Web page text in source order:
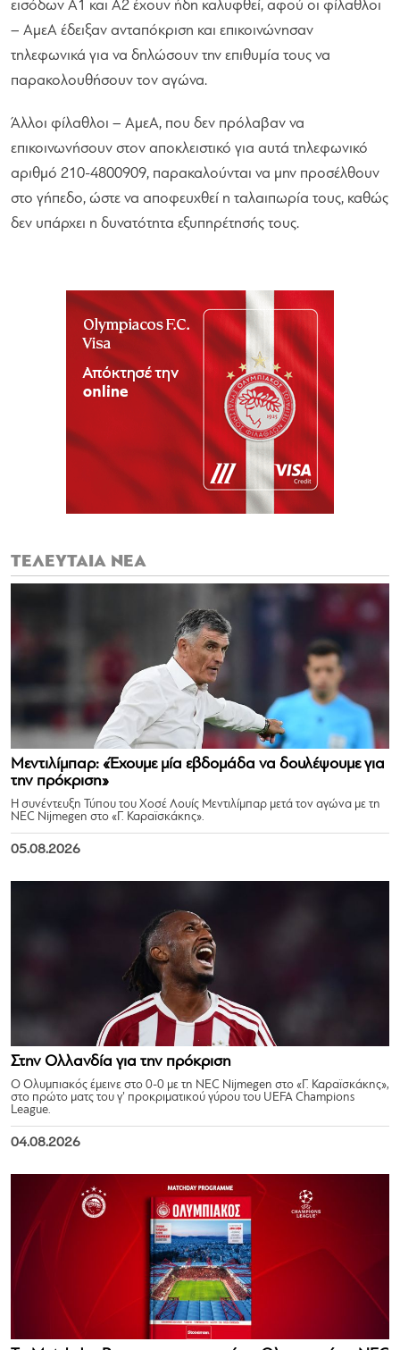
εισόδων Α1 και Α2 έχουν ήδη καλυφθεί, αφού οι φίλαθλοι
– ΑμεΑ έδειξαν ανταπόκριση και επικοινώνησαν
τηλεφωνικά για να δηλώσουν την επιθυμία τους να
παρακολουθήσουν τον αγώνα.
Άλλοι φίλαθλοι – ΑμεΑ, που δεν πρόλαβαν να
επικοινωνήσουν στον αποκλειστικό για αυτά τηλεφωνικό
αριθμό 210-4800909, παρακαλούνται να μην προσέλθουν
στο γήπεδο, ώστε να αποφευχθεί η ταλαιπωρία τους, καθώς
δεν υπάρχει η δυνατότητα εξυπηρέτησής τους.
ΤΕΛΕΥΤΑΙΑ ΝΕΑ
Μεντιλίμπαρ: «Έχουμε μία εβδομάδα να δουλέψουμε για
την πρόκριση»
Η συνέντευξη Τύπου του Χοσέ Λουίς Μεντιλίμπαρ μετά τον αγώνα με τη
NEC Nijmegen στο «Γ. Καραϊσκάκης».
05.08.2026
Στην Ολλανδία για την πρόκριση
Ο Ολυμπιακός έμεινε στο 0-0 με τη NEC Nijmegen στο «Γ. Καραϊσκάκης»,
στο πρώτο ματς του γ’ προκριματικού γύρου του UEFA Champions
League.
04.08.2026